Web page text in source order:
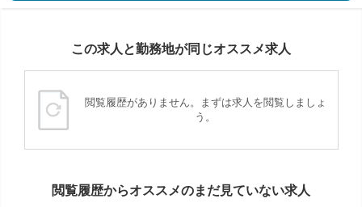
この求人と勤務地が同じオススメ求人
閲覧履歴がありません。まずは求人を閲覧しましょ
う。
閲覧履歴からオススメのまだ見ていない求人